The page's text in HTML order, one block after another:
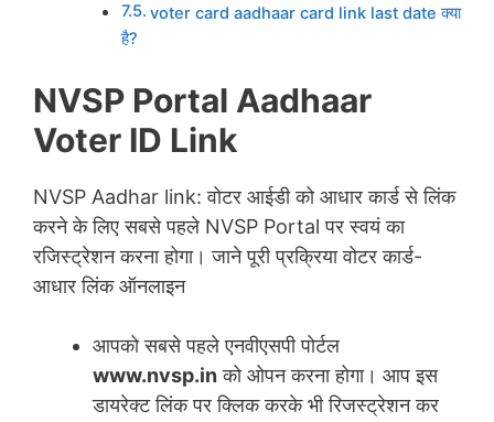
voter card aadhaar card link last date क्या
है?
NVSP Portal Aadhaar
Voter ID Link
NVSP Aadhar link: वोटर आईडी को आधार कार्ड से लिंक
करने के लिए सबसे पहले NVSP Portal पर स्वयं का
रजिस्ट्रेशन करना होगा। जाने पूरी प्रक्रिया वोटर कार्ड-
आधार लिंक ऑनलाइन
आपको सबसे पहले एनवीएसपी पोर्टल
www.nvsp.inको ओपन करना होगा। आप इस
डायरेक्ट लिंक पर क्लिक करके भी रिजस्ट्रेशन कर